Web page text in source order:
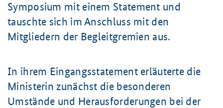
Symposium mit einem Statement und
tauschte sich im Anschluss mit den
Mitgliedern der Begleitgremien aus.
In ihrem Eingangsstatement erläuterte die
Ministerin zunächst die besonderen
Umstände und Herausforderungen bei der